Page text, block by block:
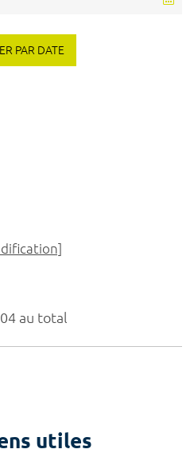
au total
utiles
PAR DATE